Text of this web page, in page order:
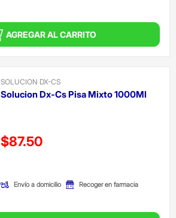
AGREGAR AL CARRITO
SOLUCION DX-CS
Solucion Dx-Cs Pisa Mixto 1000Ml
Precio reducido de
$87.50
Envío a domicilio Recoger en farmacia